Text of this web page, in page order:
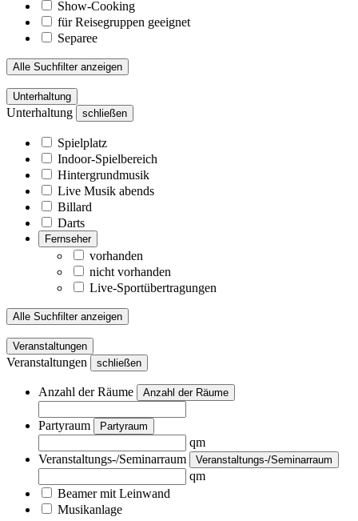
Show-Cooking
für Reisegruppen geeignet
Separee
Alle Suchfilter anzeigen
Unterhaltung
Unterhaltung schließen
Spielplatz
Indoor-Spielbereich
Hintergrundmusik
Live Musik abends
Billard
Darts
Fernseher
vorhanden
nicht vorhanden
Live-Sportübertragungen
Alle Suchfilter anzeigen
Veranstaltungen
Veranstaltungen schließen
Anzahl der Räume Anzahl der Räume
Partyraum Partyraum
qm
Veranstaltungs-/Seminarraum
Veranstaltungs-/Seminarraum
qm
Beamer mit Leinwand
Musikanlage